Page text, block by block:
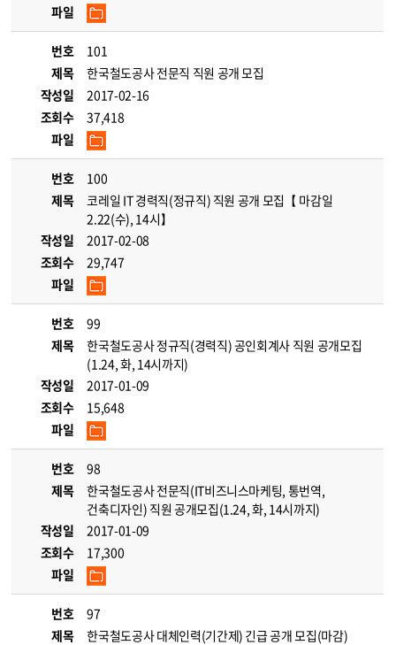
파일
번호
101
제목
한국철도공사 전문직 직원 공개 모집
작성일
2017-02-16
조회수
37,418
파일
번호
100
제목
코레일 IT 경력직(정규직) 직원 공개 모집【 마감일
2.22(수), 14시】
작성일
2017-02-08
조회수
29,747
파일
번호
99
제목
한국철도공사 정규직(경력직) 공인회계사 직원 공개모집
(1.24, 화, 14시까지)
작성일
2017-01-09
조회수
15,648
파일
번호
98
제목
한국철도공사 전문직(IT비즈니스마케팅, 통번역,
건축디자인) 직원 공개모집(1.24, 화, 14시까지)
작성일
2017-01-09
조회수
17,300
파일
번호
97
제목
한국철도공사 대체인력(기간제) 긴급 공개 모집(마감)